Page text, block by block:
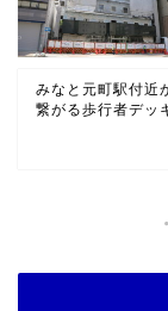
みなと元町駅付近
繋がる歩行者デッ